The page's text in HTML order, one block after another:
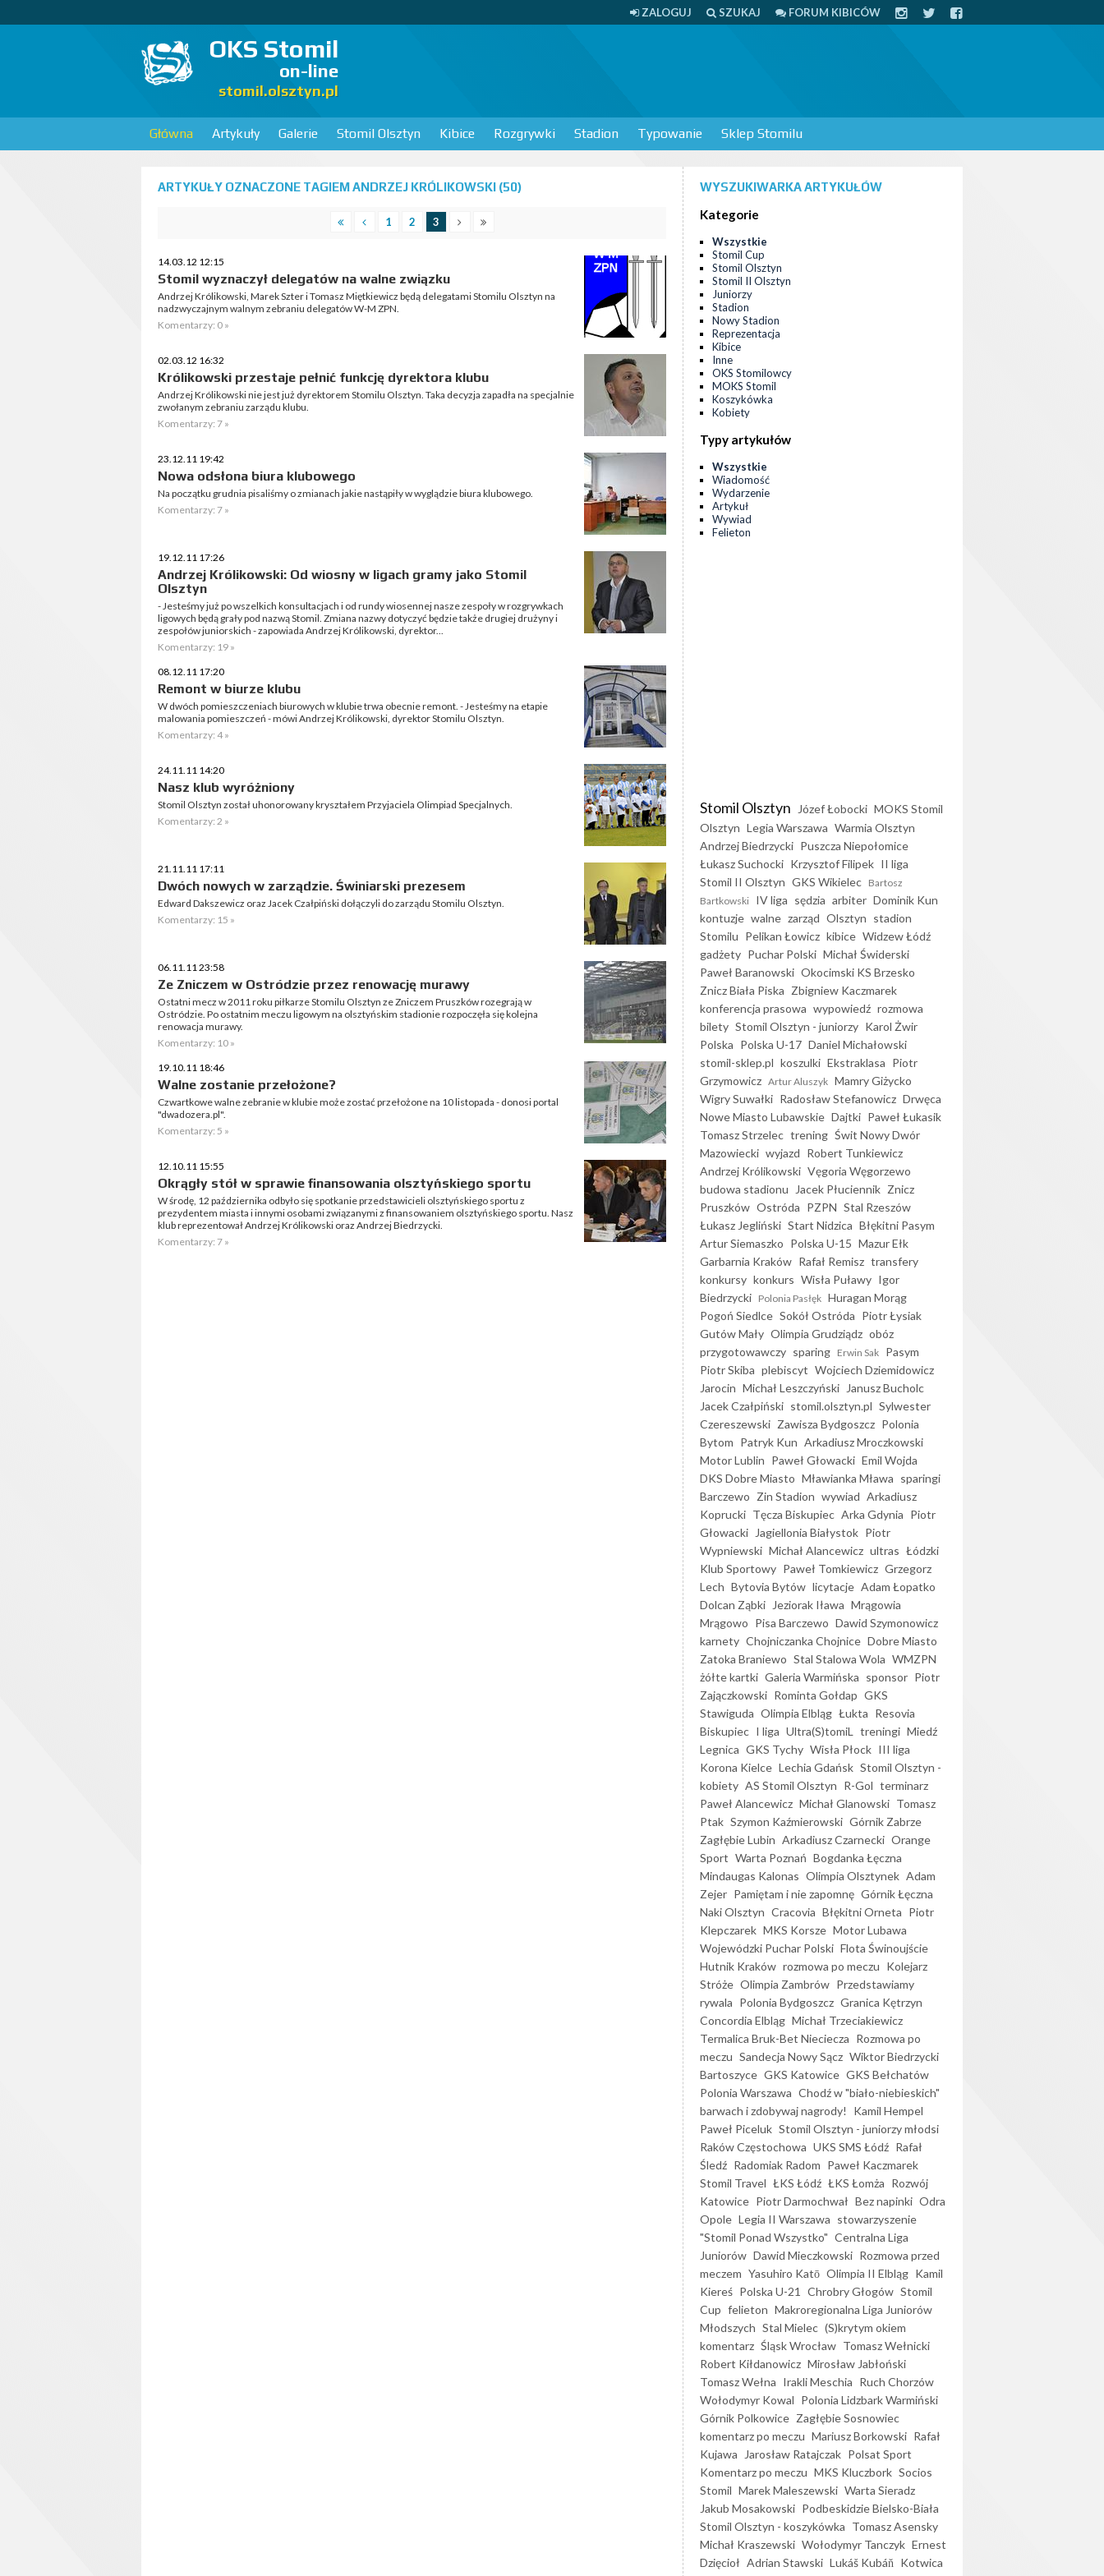
ZALOGUJ SZUKAJ FORUM KIBICÓW
OKS Stomil
on-line
stomil.olsztyn.pl
Główna Artykuły Galerie Stomil Olsztyn Kibice Rozgrywki Stadion Typowanie Sklep Stomilu
ARTYKUŁY OZNACZONE TAGIEM ANDRZEJ KRÓLIKOWSKI (50)
1 2 3
14.03.12 12:15
Stomil wyznaczył delegatów na walne związku
Andrzej Królikowski, Marek Szter i Tomasz Miętkiewicz będą delegatami Stomilu Olsztyn na
nadzwyczajnym walnym zebraniu delegatów W-M ZPN.
Komentarzy: 0 »
02.03.12 16:32
Królikowski przestaje pełnić funkcję dyrektora klubu
Andrzej Królikowski nie jest już dyrektorem Stomilu Olsztyn. Taka decyzja zapadła na specjalnie
zwołanym zebraniu zarządu klubu.
Komentarzy: 7 »
23.12.11 19:42
Nowa odsłona biura klubowego
Na początku grudnia pisaliśmy o zmianach jakie nastąpiły w wyglądzie biura klubowego.
Komentarzy: 7 »
19.12.11 17:26
Andrzej Królikowski: Od wiosny w ligach gramy jako Stomil
Olsztyn
- Jesteśmy już po wszelkich konsultacjach i od rundy wiosennej nasze zespoły w rozgrywkach
ligowych będą grały pod nazwą Stomil. Zmiana nazwy dotyczyć będzie także drugiej drużyny i
zespołów juniorskich - zapowiada Andrzej Królikowski, dyrektor...
Komentarzy: 19 »
08.12.11 17:20
Remont w biurze klubu
W dwóch pomieszczeniach biurowych w klubie trwa obecnie remont. - Jesteśmy na etapie
malowania pomieszczeń - mówi Andrzej Królikowski, dyrektor Stomilu Olsztyn.
Komentarzy: 4 »
24.11.11 14:20
Nasz klub wyróżniony
Stomil Olsztyn został uhonorowany kryształem Przyjaciela Olimpiad Specjalnych.
Komentarzy: 2 »
21.11.11 17:11
Dwóch nowych w zarządzie. Świniarski prezesem
Edward Dakszewicz oraz Jacek Czałpiński dołączyli do zarządu Stomilu Olsztyn.
Komentarzy: 15 »
06.11.11 23:58
Ze Zniczem w Ostródzie przez renowację murawy
Ostatni mecz w 2011 roku piłkarze Stomilu Olsztyn ze Zniczem Pruszków rozegrają w
Ostródzie. Po ostatnim meczu ligowym na olsztyńskim stadionie rozpoczęła się kolejna
renowacja murawy.
Komentarzy: 10 »
19.10.11 18:46
Walne zostanie przełożone?
Czwartkowe walne zebranie w klubie może zostać przełożone na 10 listopada - donosi portal
"dwadozera.pl".
Komentarzy: 5 »
12.10.11 15:55
Okrągły stół w sprawie finansowania olsztyńskiego sportu
W środę, 12 października odbyło się spotkanie przedstawicieli olsztyńskiego sportu z
prezydentem miasta i innymi osobami związanymi z finansowaniem olsztyńskiego sportu. Nasz
klub reprezentował Andrzej Królikowski oraz Andrzej Biedrzycki.
Komentarzy: 7 »
WYSZUKIWARKA ARTYKUŁÓW
Kategorie
Wszystkie
Stomil Cup
Stomil Olsztyn
Stomil II Olsztyn
Juniorzy
Stadion
Nowy Stadion
Reprezentacja
Kibice
Inne
OKS Stomilowcy
MOKS Stomil
Koszykówka
Kobiety
Typy artykułów
Wszystkie
Wiadomość
Wydarzenie
Artykuł
Wywiad
Felieton
Stomil Olsztyn Józef Łobocki MOKS Stomil
Olsztyn Legia Warszawa Warmia Olsztyn
Andrzej Biedrzycki Puszcza Niepołomice
Łukasz Suchocki Krzysztof Filipek II liga
Stomil II Olsztyn GKS Wikielec Bartosz
Bartkowski IV liga sędzia arbiter Dominik Kun
kontuzje walne zarząd Olsztyn stadion
Stomilu Pelikan Łowicz kibice Widzew Łódź
gadżety Puchar Polski Michał Świderski
Paweł Baranowski Okocimski KS Brzesko
Znicz Biała Piska Zbigniew Kaczmarek
konferencja prasowa wypowiedź rozmowa
bilety Stomil Olsztyn - juniorzy Karol Żwir
Polska Polska U-17 Daniel Michałowski
stomil-sklep.pl koszulki Ekstraklasa Piotr
Grzymowicz Artur Aluszyk Mamry Giżycko
Wigry Suwałki Radosław Stefanowicz Drwęca
Nowe Miasto Lubawskie Dajtki Paweł Łukasik
Tomasz Strzelec trening Świt Nowy Dwór
Mazowiecki wyjazd Robert Tunkiewicz
Andrzej Królikowski Vęgoria Węgorzewo
budowa stadionu
Jacek Płuciennik Znicz
Pruszków Ostróda PZPN Stal Rzeszów
Łukasz Jegliński Start Nidzica Błękitni Pasym
Artur Siemaszko Polska U-15 Mazur Ełk
Garbarnia Kraków Rafał Remisz transfery
konkursy konkurs Wisła Puławy Igor
Biedrzycki Polonia Pasłęk Huragan Morąg
Pogoń Siedlce Sokół Ostróda Piotr Łysiak
Gutów Mały Olimpia Grudziądz obóz
przygotowawczy sparing Erwin Sak Pasym
Piotr Skiba plebiscyt Wojciech Dziemidowicz
Jarocin Michał Leszczyński
Janusz Bucholc
Jacek Czałpiński stomil.olsztyn.pl Sylwester
Czereszewski Zawisza Bydgoszcz Polonia
Bytom Patryk Kun Arkadiusz Mroczkowski
Motor Lublin Paweł Głowacki Emil Wojda
DKS Dobre Miasto Mławianka Mława sparingi
Barczewo Zin Stadion wywiad Arkadiusz
Koprucki Tęcza Biskupiec Arka Gdynia Piotr
Głowacki
Jagiellonia Białystok Piotr
Wypniewski Michał Alancewicz ultras Łódzki
Klub Sportowy Paweł Tomkiewicz Grzegorz
Lech Bytovia Bytów licytacje Adam Łopatko
Dolcan Ząbki
Jeziorak Iława Mrągowia
Mrągowo Pisa Barczewo Dawid Szymonowicz
karnety Chojniczanka Chojnice Dobre Miasto
Zatoka Braniewo Stal Stalowa Wola WMZPN
żółte kartki Galeria Warmińska sponsor Piotr
Zajączkowski Rominta Gołdap GKS
Stawiguda Olimpia Elbląg Łukta Resovia
Biskupiec I liga Ultra(S)tomiL treningi Miedź
Legnica GKS Tychy Wisła Płock III liga
Korona Kielce Lechia Gdańsk Stomil Olsztyn -
kobiety AS Stomil Olsztyn R-Gol terminarz
Paweł Alancewicz Michał Glanowski Tomasz
Ptak Szymon Kaźmierowski Górnik Zabrze
Zagłębie Lubin Arkadiusz Czarnecki Orange
Sport Warta Poznań Bogdanka Łęczna
Mindaugas Kalonas Olimpia Olsztynek Adam
Zejer Pamiętam i nie zapomnę Górnik Łęczna
Naki Olsztyn Cracovia Błękitni Orneta Piotr
Klepczarek MKS Korsze Motor Lubawa
Wojewódzki Puchar Polski Flota Świnoujście
Hutnik Kraków rozmowa po meczu Kolejarz
Stróże Olimpia Zambrów Przedstawiamy
rywala Polonia Bydgoszcz Granica Kętrzyn
Concordia Elbląg Michał Trzeciakiewicz
Termalica Bruk-Bet Nieciecza Rozmowa po
meczu Sandecja Nowy Sącz Wiktor Biedrzycki
Bartoszyce GKS Katowice GKS Bełchatów
Polonia Warszawa Chodź w "biało-niebieskich"
barwach i zdobywaj nagrody!
Kamil Hempel
Paweł Piceluk Stomil Olsztyn - juniorzy młodsi
Raków Częstochowa UKS SMS Łódź Rafał
Śledź Radomiak Radom Paweł Kaczmarek
Stomil Travel ŁKS Łódź ŁKS Łomża Rozwój
Katowice Piotr Darmochwał Bez napinki Odra
Opole Legia II Warszawa stowarzyszenie
"Stomil Ponad Wszystko" Centralna Liga
Juniorów Dawid Mieczkowski Rozmowa przed
meczem Yasuhiro Katō Olimpia II Elbląg Kamil
Kiereś Polska U-21 Chrobry Głogów Stomil
Cup felieton Makroregionalna Liga Juniorów
Młodszych Stal Mielec (S)krytym okiem
komentarz Śląsk Wrocław Tomasz Wełnicki
Robert Kiłdanowicz Mirosław Jabłoński
Tomasz Wełna Irakli Meschia Ruch Chorzów
Wołodymyr Kowal Polonia Lidzbark Warmiński
Górnik Polkowice Zagłębie Sosnowiec
komentarz po meczu Mariusz Borkowski Rafał
Kujawa
Jarosław Ratajczak Polsat Sport
Komentarz po meczu MKS Kluczbork Socios
Stomil Marek Maleszewski Warta Sieradz
Jakub Mosakowski Podbeskidzie Bielsko-Biała
Stomil Olsztyn - koszykówka Tomasz Asensky
Michał Kraszewski Wołodymyr Tanczyk Ernest
Dzięcioł Adrian Stawski Lukáš Kubáň Kotwica